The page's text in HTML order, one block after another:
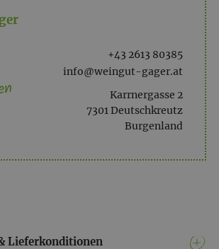
+43 2613 80385
info@weingut-gager.at
Karrnergasse 2
7301 Deutschkreutz
Burgenland
Lieferkonditionen